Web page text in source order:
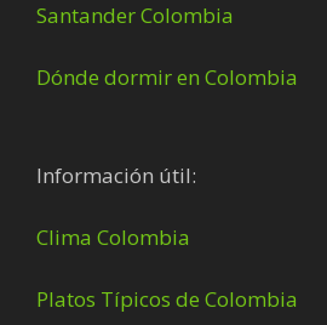
Santander Colombia
Dónde dormir en Colombia
Información útil:
Clima Colombia
Platos Típicos de Colombia